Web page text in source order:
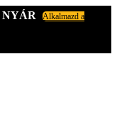
NYÁR
Alkalmazd a